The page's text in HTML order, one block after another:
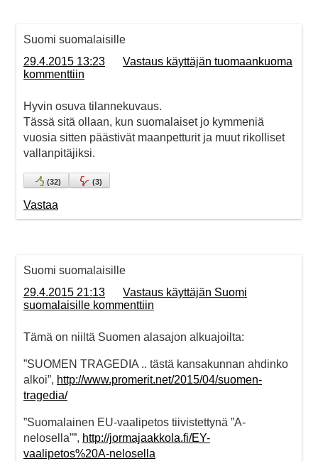
Suomi suomalaisille
29.4.2015 13:23
Vastaus käyttäjän tuomaankuoma
kommenttiin
Hyvin osuva tilannekuvaus.
Tässä sitä ollaan, kun suomalaiset jo kymmeniä
vuosia sitten päästivät maanpetturit ja muut rikolliset
vallanpitäjiksi.
(32) (3)
Vastaa
Suomi suomalaisille
29.4.2015 21:13
Vastaus käyttäjän Suomi
suomalaisille kommenttiin
Tämä on niiltä Suomen alasajon alkuajoilta:
”SUOMEN TRAGEDIA .. tästä kansakunnan ahdinko
alkoi”, http://www.promerit.net/2015/04/suomen-
tragedia/
”Suomalainen EU-vaalipetos tiivistettynä ”A-
nelosella””, http://jormajaakkola.fi/EY-
vaalipetos%20A-nelosella